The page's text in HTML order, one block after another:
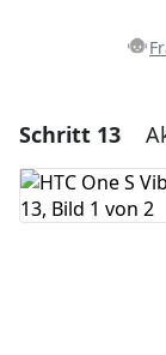
Schritt 13